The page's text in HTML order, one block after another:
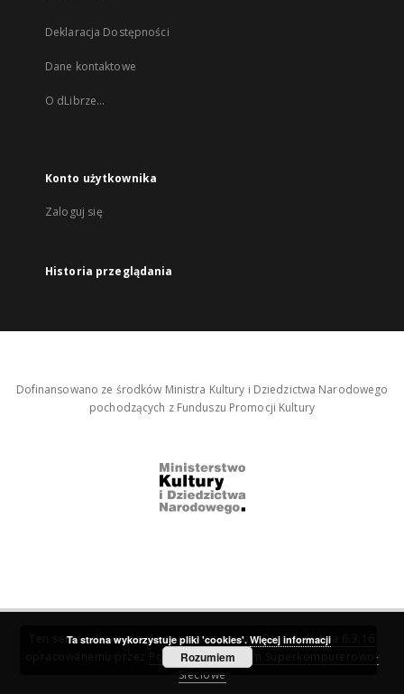
Deklaracja Dostępności
Dane kontaktowe
O dLibrze...
Konto użytkownika
Zaloguj się
Historia przeglądania
Dofinansowano ze środków Ministra Kultury i Dziedzictwa Narodowego
pochodzących z Funduszu Promocji Kultury
Ten serwis działa dzięki oprogramowaniuDInGO dLibra 6.3.16
Poznańskie Centrum Superkomputerowo-
Sieciowe
Ta strona wykorzystuje pliki 'cookies'. Więcej informacji
Rozumiem